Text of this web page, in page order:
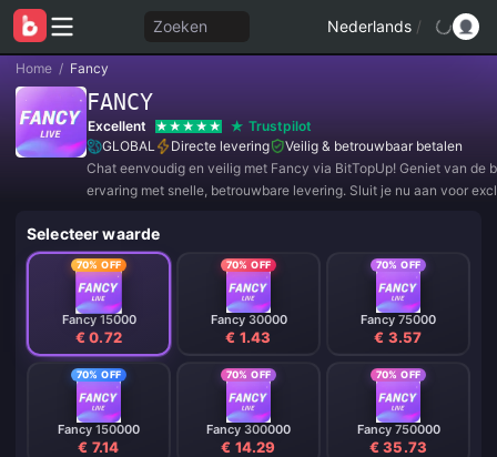
Zoeken Nederlands /
Home / Fancy
FANCY
Excellent
Trustpilot
GLOBAL
Directe levering
Veilig & betrouwbaar betalen
Chat eenvoudig en veilig met Fancy via BitTopUp! Geniet van de
ervaring met snelle, betrouwbare levering. Sluit je nu aan voor
Selecteer waarde
70% OFF
Fancy 15000
€ 0.72
70% OFF
Fancy 30000
€ 1.43
70% OFF
Fancy 75000
€ 3.57
70% OFF
Fancy 150000
€ 7.14
70% OFF
Fancy 300000
€ 14.29
70% OFF
Fancy 750000
€ 35.73